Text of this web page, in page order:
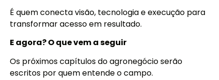
É quem conecta visão, tecnologia e execução para
transformar acesso em resultado.
E agora? O que vem a seguir
Os próximos capítulos do agronegócio serão
escritos por quem entende o campo.